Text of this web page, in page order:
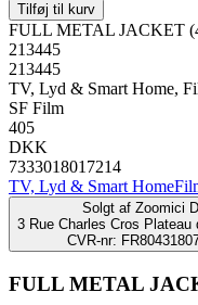
Tilføj til kurv
FULL METAL JACKET
213445
213445
TV, Lyd & Smart Home,
SF Film
405
DKK
7333018017214
TV, Lyd & Smart Home
Solgt af Zoomici
3 Rue Charles Cros Plateau
CVR-nr:
FULL METAL